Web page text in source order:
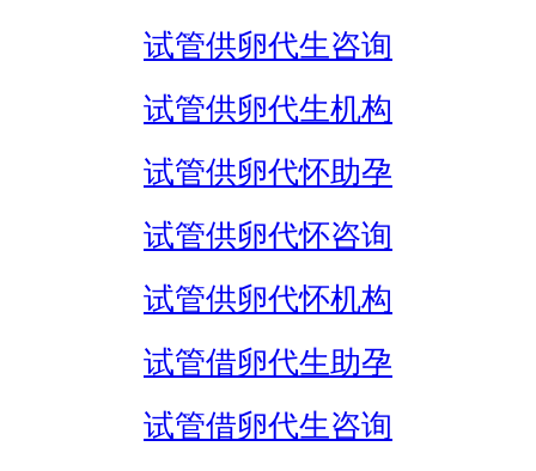
试管供卵代生咨询
试管供卵代生机构
试管供卵代怀助孕
试管供卵代怀咨询
试管供卵代怀机构
试管借卵代生助孕
试管借卵代生咨询